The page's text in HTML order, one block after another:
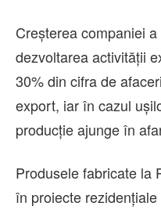
Creșterea companiei
dezvoltarea activității
30% din cifra de
export, iar în cazul
producție ajunge în
Produsele fabricate la
în proiecte